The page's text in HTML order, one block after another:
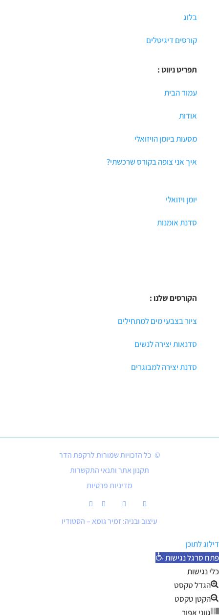
בלוג
קורסים דיגיטלים
תפריט ניווט :
עמוד הבית
אודות
מסעות ביומן הויזואלי
איך אני צופה בקורס שרכשתי?
יומן ויזואלי
סדנת אומנות
הקורסים שלנו :
ציור בצבעי מים למתחילים
סדנאות יצירה לנשים
סדנת יצירה למבוגרים
© כל הזכויות שמורות לרקפת הדר
תקנון אתר ותנאי התקשרות
מדיניות פרטיות
עיצוב ובניה: זמיר גומא – הסטודיו
דילוג לתוכן
פתח סרגל נגישות
כלי נגישות
הגדל טקסט
הקטן טקסט
גווני אפור